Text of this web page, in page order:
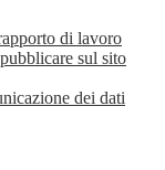
di lavoro
sul sito
dei dati